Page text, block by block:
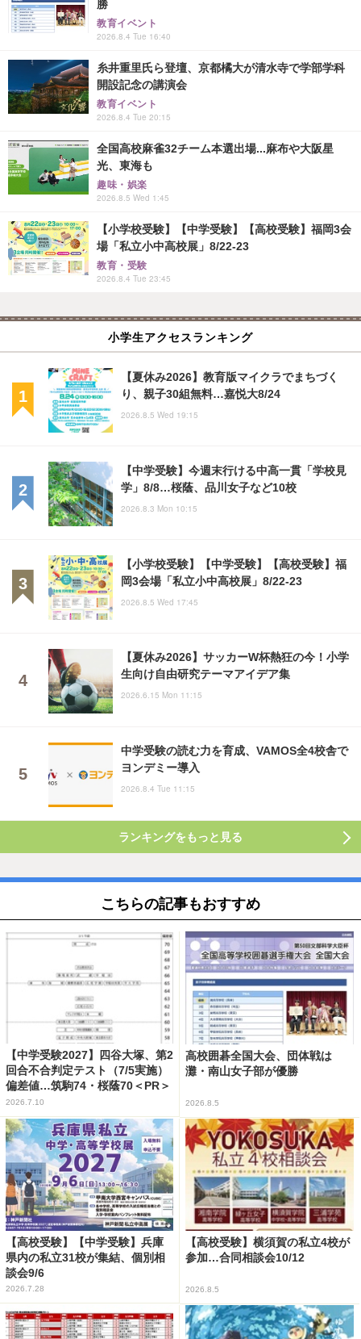
勝
教育イベント
2026.8.4 Tue 16:40
糸井重里氏ら登壇、京都橘大が清水寺で学部学科
開設記念の講演会
教育イベント
2026.8.4 Tue 20:15
全国高校麻雀32チーム本選出場...麻布や大阪星
光、東海も
趣味・娯楽
2026.8.5 Wed 1:45
【小学校受験】【中学受験】【高校受験】福岡3会
場「私立小中高校展」8/22-23
教育・受験
2026.8.4 Tue 23:45
小学生アクセスランキング
【夏休み2026】教育版マイクラでまちづく
り、親子30組無料…嘉悦大8/24
2026.8.5 Wed 19:15
【中学受験】今週末行ける中高一貫「学校見
学」8/8…桜蔭、品川女子など10校
2026.8.3 Mon 10:15
【小学校受験】【中学受験】【高校受験】福
岡3会場「私立小中高校展」8/22-23
2026.8.5 Wed 17:45
【夏休み2026】サッカーW杯熱狂の今！小学
生向け自由研究テーマアイデア集
2026.6.15 Mon 11:15
中学受験の読む力を育成、VAMOS全4校舎で
ヨンデミー導入
2026.8.4 Tue 11:15
ランキングをもっと見る
こちらの記事もおすすめ
【中学受験2027】四谷大塚、第2
回合不合判定テスト（7/5実施）
偏差値…筑駒74・桜蔭70＜PR＞
2026.7.10
高校囲碁全国大会、団体戦は
灘・南山女子部が優勝
2026.8.5
【高校受験】【中学受験】兵庫
県内の私立31校が集結、個別相
談会9/6
2026.7.28
【高校受験】横須賀の私立4校が
参加…合同相談会10/12
2026.8.5